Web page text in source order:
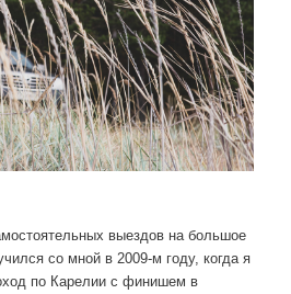
выездов на большое
со мной в 2009-м году, когда я
по Карелии с финишем в